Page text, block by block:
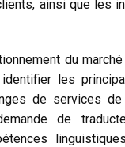
ainsi que les
du
les
de services
de